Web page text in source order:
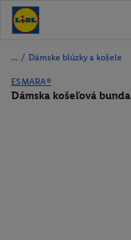
/ Dámske blúzky a košele
ESMARA®
Dámska košeľová bunda